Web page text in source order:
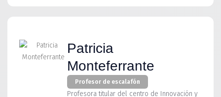
Patricia
Monteferrante
Profesor de escalafón
Profesora titular del centro de Innovación y